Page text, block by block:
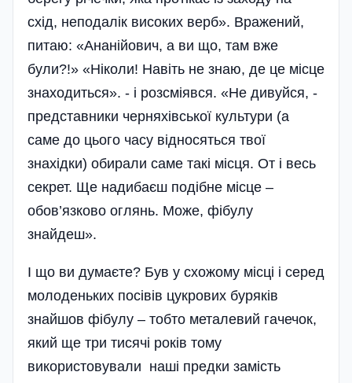
схід, неподалік високих верб». Вражений,
питаю: «Ананійович, а ви що, там вже
були?!» «Ніколи! Навіть не знаю, де це місце
знаходиться». - і розсміявся. «Не дивуйся, -
представники черняхівської культури (а
саме до цього часу відносяться твої
знахідки) обирали саме такі місця. От і весь
секрет. Ще надибаєш подібне місце –
обов’язково оглянь. Може, фібулу
знайдеш».
І що ви думаєте? Був у схожому місці і серед
молоденьких посівів цукрових буряків
знайшов фібулу – тобто металевий гачечок,
який ще три тисячі років тому
використовували наші предки замість